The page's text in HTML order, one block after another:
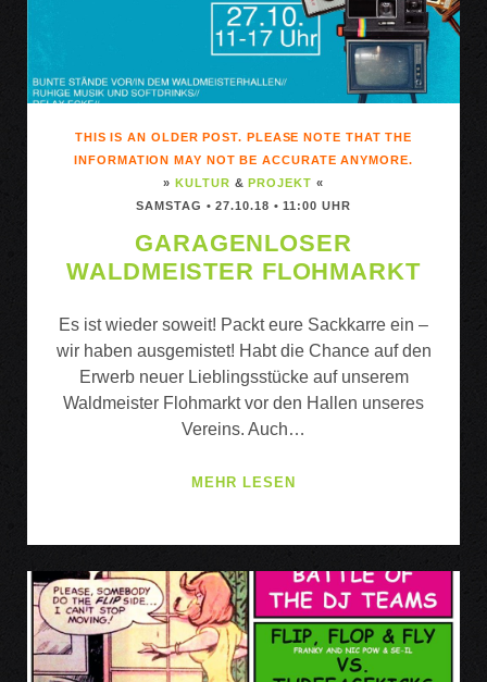
THIS IS AN OLDER POST. PLEASE NOTE THAT THE
INFORMATION MAY NOT BE ACCURATE ANYMORE.
»KULTUR &PROJEKT «
SAMSTAG • 27.10.18 • 11:00 UHR
GARAGENLOSER
WALDMEISTER FLOHMARKT
Es ist wieder soweit! Packt eure Sackkarre ein –
wir haben ausgemistet! Habt die Chance auf den
Erwerb neuer Lieblingsstücke auf unserem
Waldmeister Flohmarkt vor den Hallen unseres
Vereins. Auch…
MEHR LESEN